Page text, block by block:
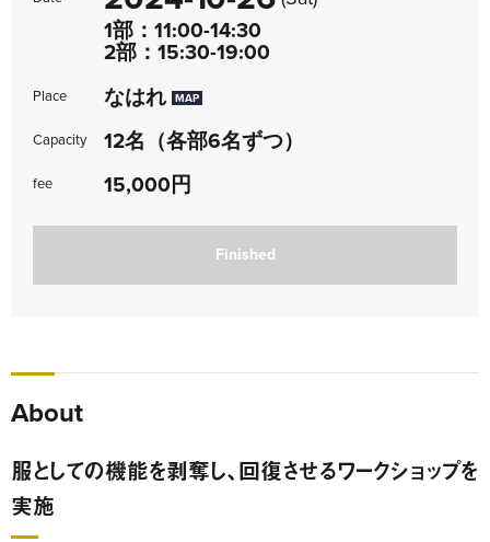
1部：11:00-14:30
2部：15:30-19:00
Place なはれ MAP
Capacity 12名（各部6名ずつ）
fee 15,000円
Finished
About
服としての機能を剥奪し、回復させるワークショップを
実施